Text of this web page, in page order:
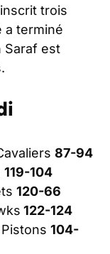
trois
a terminé
Saraf est
87-94
119-104
120-66
122-124
104-